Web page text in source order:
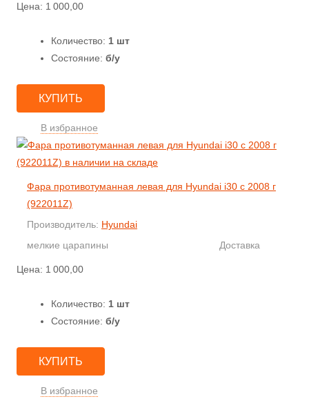
Цена: 1 000,00
Количество: 1 шт
Состояние: б/у
КУПИТЬ
В избранное
Фара противотуманная левая для Hyundai i30 с 2008 г
(922011Z)
Производитель: Hyundai
мелкие царапины
Доставка
Цена: 1 000,00
Количество: 1 шт
Состояние: б/у
КУПИТЬ
В избранное